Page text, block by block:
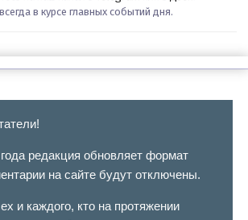
в курсе главных событий дня.
редакция обновляет формат
на сайте будут отключены.
и каждого, кто на протяжении